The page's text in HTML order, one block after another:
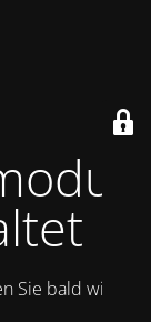
Sie bald wieder.